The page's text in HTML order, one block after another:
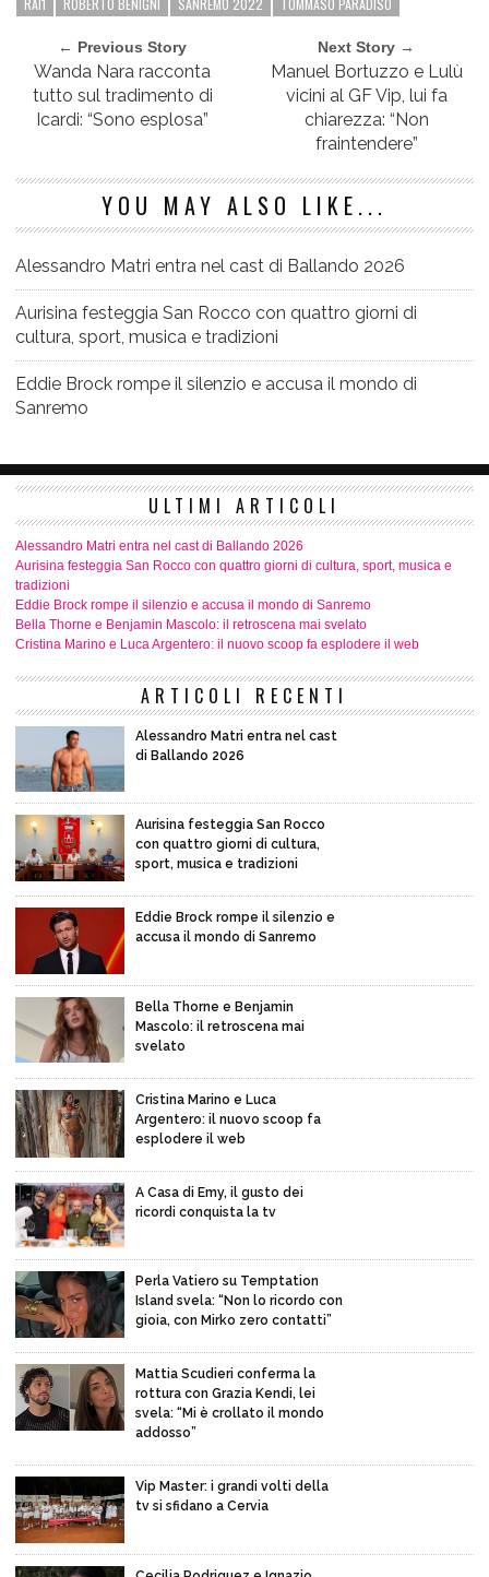
← Previous Story
Wanda Nara racconta
tutto sul tradimento di
Icardi: “Sono esplosa”
Next Story →
Manuel Bortuzzo e Lulù
vicini al GF Vip, lui fa
chiarezza: “Non
fraintendere”
YOU MAY ALSO LIKE...
Alessandro Matri entra nel cast di Ballando 2026
Aurisina festeggia San Rocco con quattro giorni di
cultura, sport, musica e tradizioni
Eddie Brock rompe il silenzio e accusa il mondo di
Sanremo
ULTIMI ARTICOLI
Alessandro Matri entra nel cast di Ballando 2026
Aurisina festeggia San Rocco con quattro giorni di cultura, sport, musica e
tradizioni
Eddie Brock rompe il silenzio e accusa il mondo di Sanremo
Bella Thorne e Benjamin Mascolo: il retroscena mai svelato
Cristina Marino e Luca Argentero: il nuovo scoop fa esplodere il web
ARTICOLI RECENTI
Alessandro Matri entra nel cast
di Ballando 2026
Aurisina festeggia San Rocco
con quattro giorni di cultura,
sport, musica e tradizioni
Eddie Brock rompe il silenzio e
accusa il mondo di Sanremo
Bella Thorne e Benjamin
Mascolo: il retroscena mai
svelato
Cristina Marino e Luca
Argentero: il nuovo scoop fa
esplodere il web
A Casa di Emy, il gusto dei
ricordi conquista la tv
Perla Vatiero su Temptation
Island svela: “Non lo ricordo con
gioia, con Mirko zero contatti”
Mattia Scudieri conferma la
rottura con Grazia Kendi, lei
svela: “Mi è crollato il mondo
addosso”
Vip Master: i grandi volti della
tv si sfidano a Cervia